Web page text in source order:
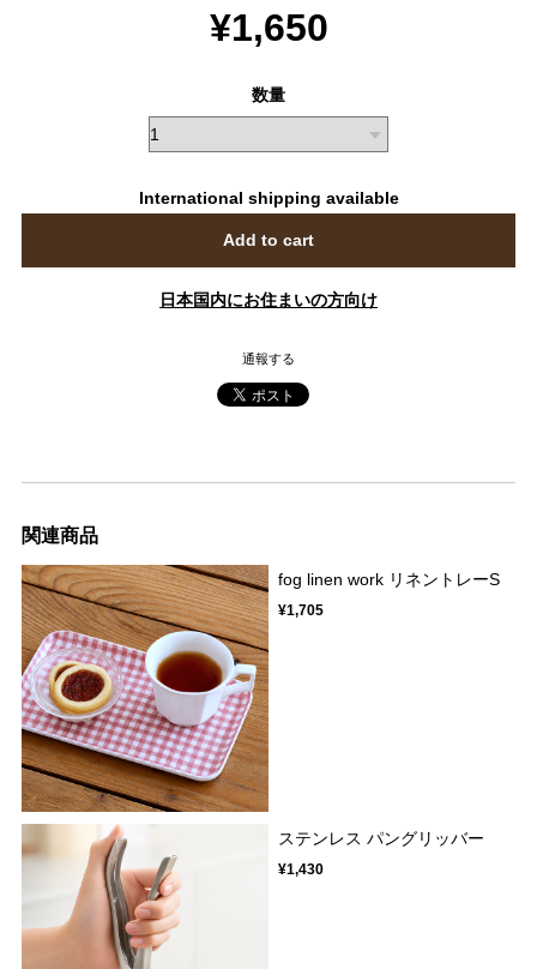
¥1,650
数量
International shipping available
Add to cart
日本国内にお住まいの方向け
通報する
関連商品
fog linen work リネントレーS
¥1,705
ステンレス パングリッバー
¥1,430